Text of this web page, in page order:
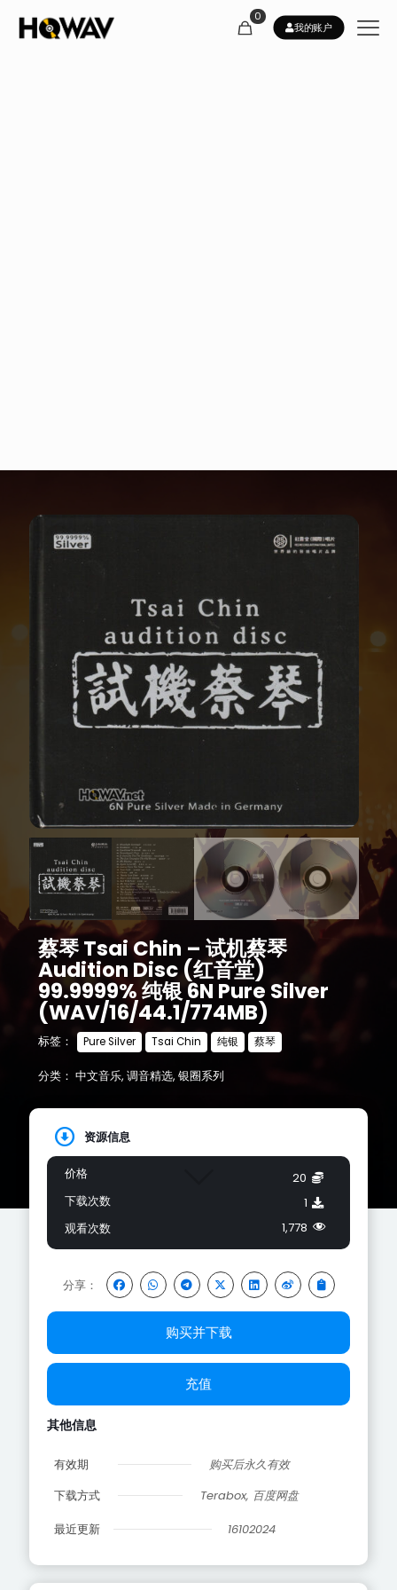
0
我的账户
蔡琴 Tsai Chin – 试机蔡琴
Audition Disc (红音堂)
99.9999% 纯银 6N Pure Silver
(WAV/16/44.1/774MB)
标签： Pure Silver Tsai Chin 纯银 蔡琴
分类： 中文音乐, 调音精选, 银圈系列
资源信息
价格
下载次数
观看次数
20
1
1,778
分享：
购买并下载
充值
其他信息
有效期
购买后永久有效
下载方式
Terabox, 百度网盘
最近更新
16102024